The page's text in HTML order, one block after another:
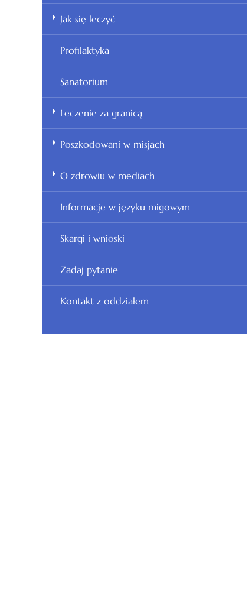
Jak się leczyć
Profilaktyka
Sanatorium
Leczenie za granicą
Poszkodowani w misjach
O zdrowiu w mediach
Informacje w języku migowym
Skargi i wnioski
Zadaj pytanie
Kontakt z oddziałem